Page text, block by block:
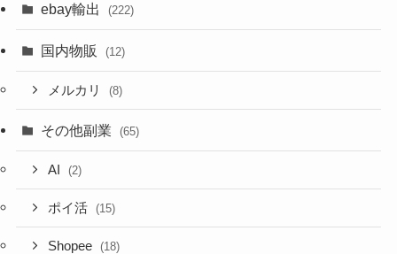
ebay輸出 (222)
国内物販 (12)
メルカリ (8)
その他副業 (65)
AI (2)
ポイ活 (15)
Shopee (18)